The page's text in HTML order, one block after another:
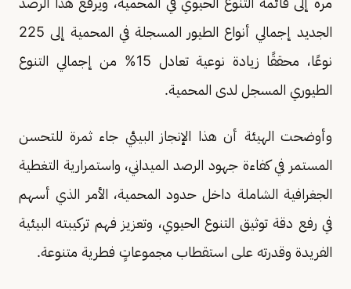
الجديد إجمالي أنواع الطيور المسجلة في المحمية إلى 225
نوعًا، محققًا زيادة نوعية تعادل 15% من إجمالي التنوع
الطيوري المسجل لدى المحمية.
وأوضحت الهيئة أن هذا الإنجاز البيئي جاء ثمرة للتحسن
المستمر في كفاءة جهود الرصد الميداني، واستمرارية التغطية
الجغرافية الشاملة داخل حدود المحمية، الأمر الذي أسهم
في رفع دقة توثيق التنوع الحيوي، وتعزيز فهم تركيبته البيئية
الفريدة وقدرته على استقطاب مجموعاتٍ فطرية متنوعة.